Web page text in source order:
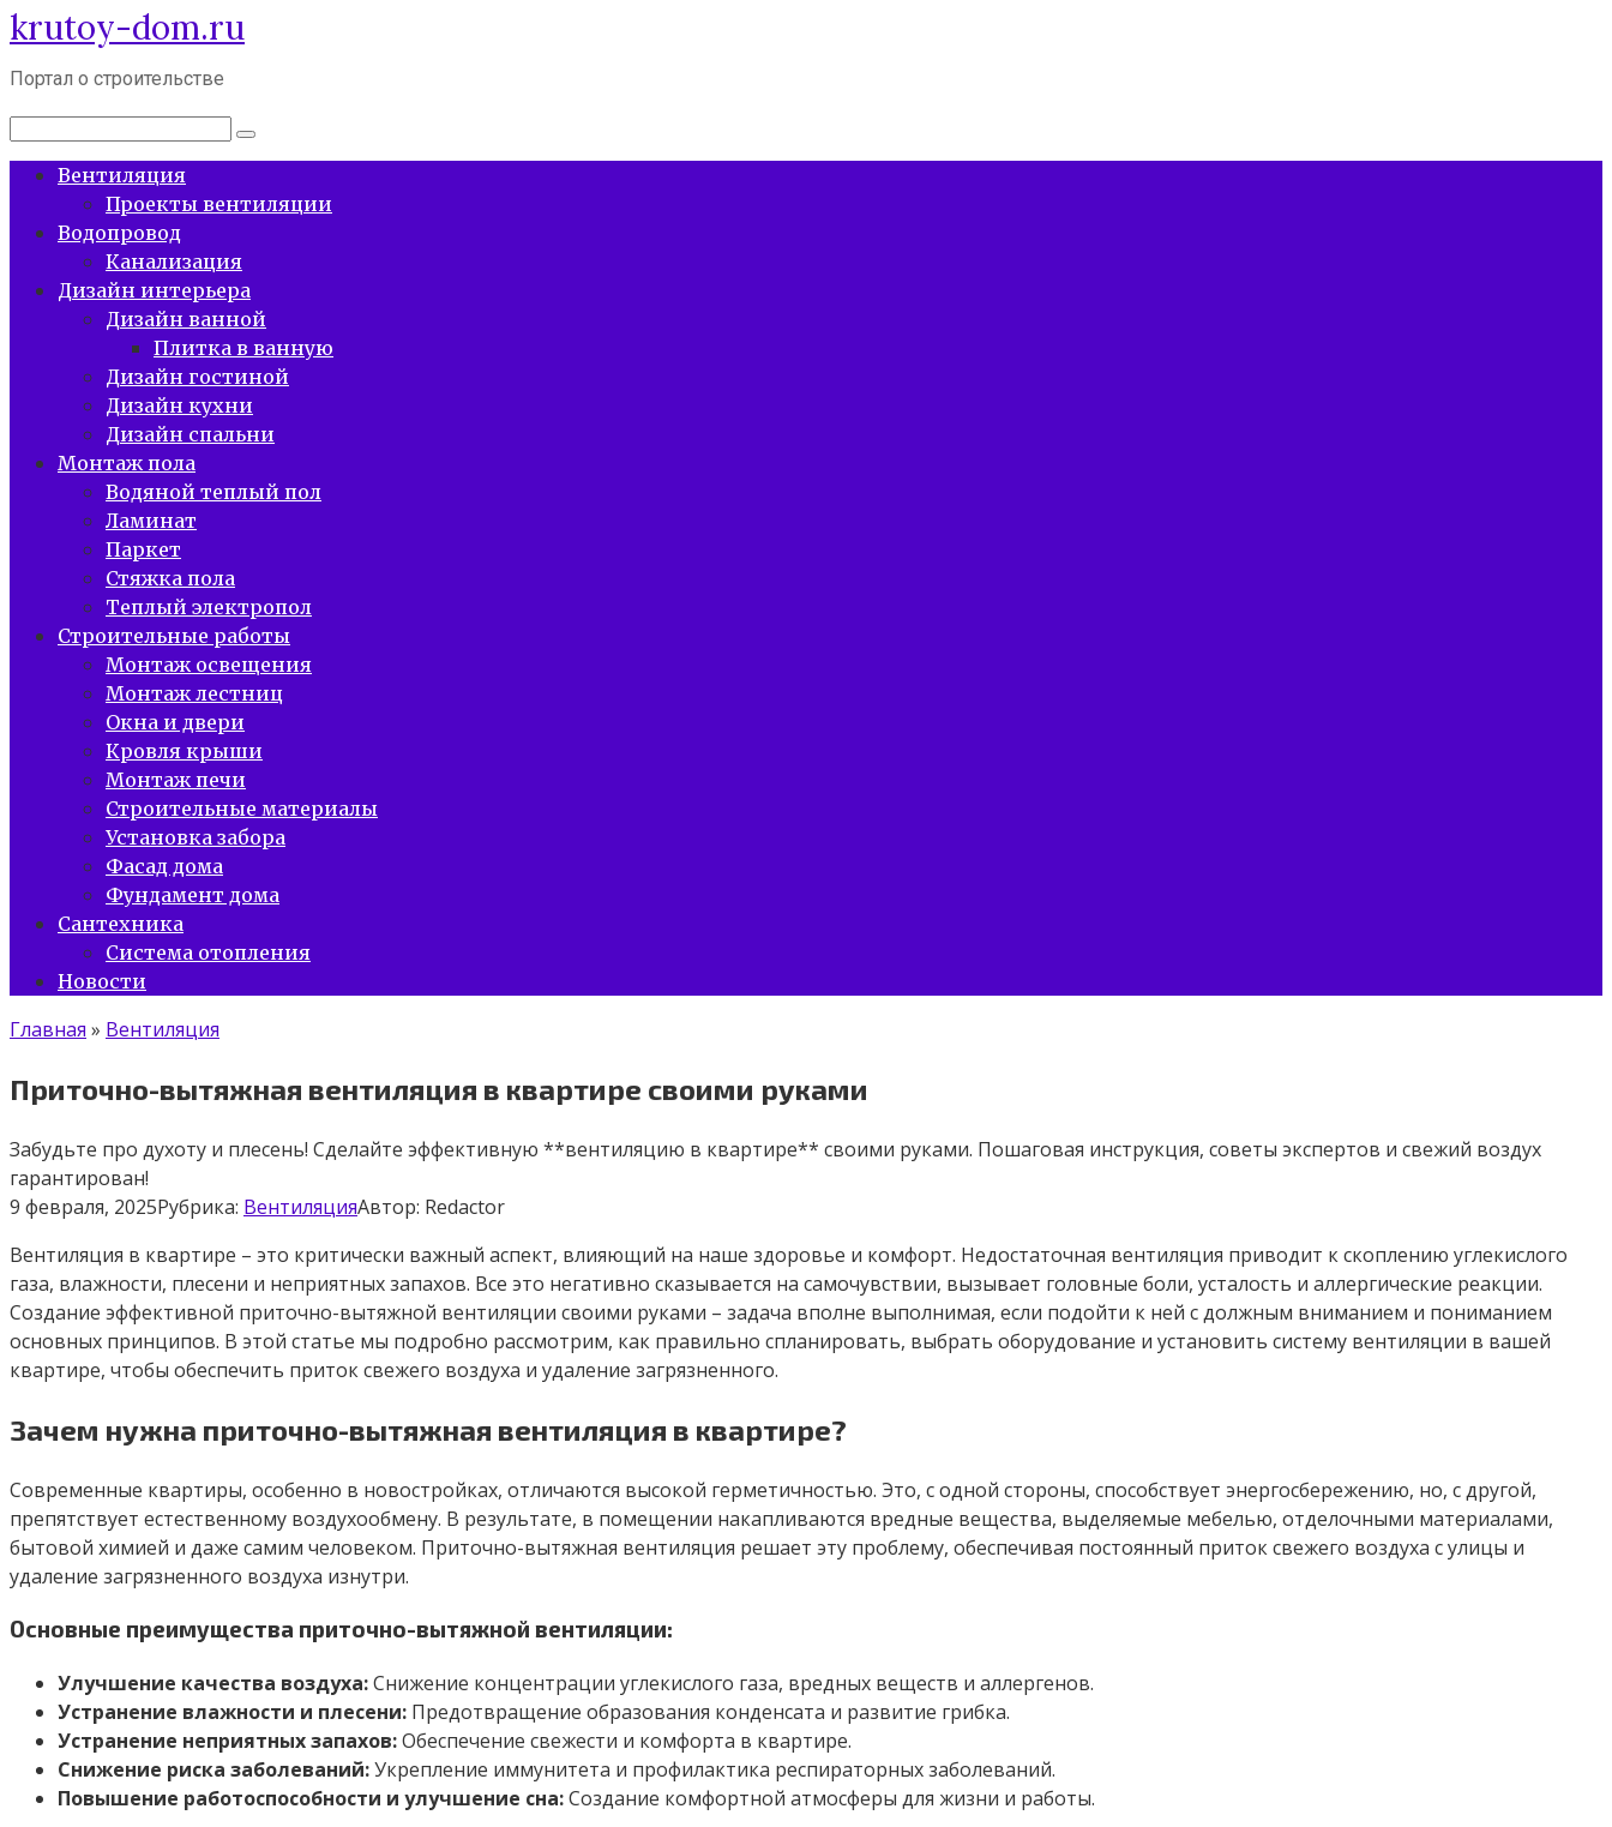
Перейти
к
контенту
krutoy-dom.ru
Портал о строительстве
Поиск:
Вентиляция
Проекты вентиляции
Водопровод
Канализация
Дизайн интерьера
Дизайн ванной
Плитка в ванную
Дизайн гостиной
Дизайн кухни
Дизайн спальни
Монтаж пола
Водяной теплый пол
Ламинат
Паркет
Стяжка пола
Теплый электропол
Строительные работы
Монтаж освещения
Монтаж лестниц
Окна и двери
Кровля крыши
Монтаж печи
Строительные материалы
Установка забора
Фасад дома
Фундамент дома
Сантехника
Система отопления
Новости
Главная » Вентиляция
Приточно-вытяжная вентиляция в квартире своими руками
Забудьте про духоту и плесень! Сделайте эффективную **вентиляцию в квартире** своими руками. Пошаговая инструкция, советы экспертов и свежий воздух
гарантирован!
9 февраля, 2025Рубрика: ВентиляцияАвтор: Redactor
Вентиляция в квартире – это критически важный аспект, влияющий на наше здоровье и комфорт. Недостаточная вентиляция приводит к скоплению углекислого
газа, влажности, плесени и неприятных запахов. Все это негативно сказывается на самочувствии, вызывает головные боли, усталость и аллергические реакции.
Создание эффективной приточно-вытяжной вентиляции своими руками – задача вполне выполнимая, если подойти к ней с должным вниманием и пониманием
основных принципов. В этой статье мы подробно рассмотрим, как правильно спланировать, выбрать оборудование и установить систему вентиляции в вашей
квартире, чтобы обеспечить приток свежего воздуха и удаление загрязненного.
Зачем нужна приточно-вытяжная вентиляция в квартире?
Современные квартиры, особенно в новостройках, отличаются высокой герметичностью. Это, с одной стороны, способствует энергосбережению, но, с другой,
препятствует естественному воздухообмену. В результате, в помещении накапливаются вредные вещества, выделяемые мебелью, отделочными материалами,
бытовой химией и даже самим человеком. Приточно-вытяжная вентиляция решает эту проблему, обеспечивая постоянный приток свежего воздуха с улицы и
удаление загрязненного воздуха изнутри.
Основные преимущества приточно-вытяжной вентиляции:
Улучшение качества воздуха:Снижение концентрации углекислого газа, вредных веществ и аллергенов.
Устранение влажности и плесени: Предотвращение образования конденсата и развитие грибка.
Устранение неприятных запахов:Обеспечение свежести и комфорта в квартире.
Снижение риска заболеваний:Укрепление иммунитета и профилактика респираторных заболеваний.
Повышение работоспособности и улучшение сна:Создание комфортной атмосферы для жизни и работы.